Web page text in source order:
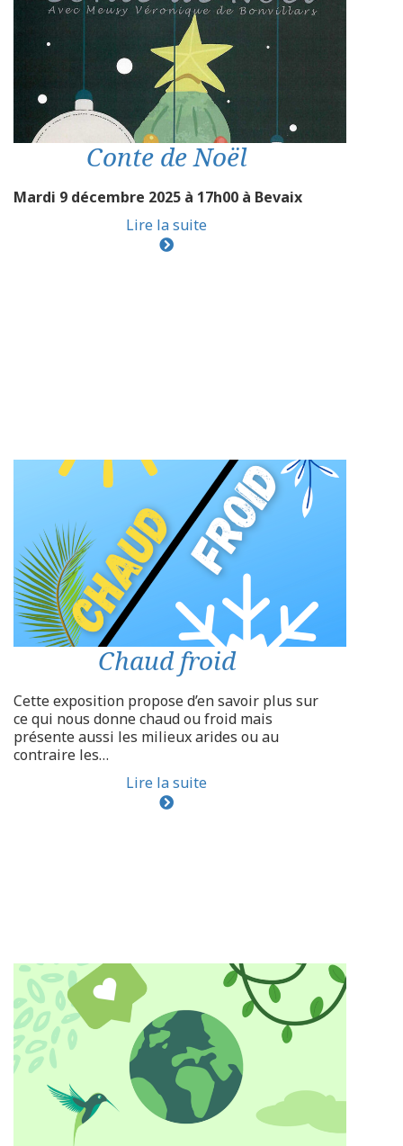
Conte de Noël
Mardi 9 décembre 2025 à 17h00 à Bevaix
Lire la suite
Chaud froid
Cette exposition propose d’en savoir plus sur
ce qui nous donne chaud ou froid mais
présente aussi les milieux arides ou au
contraire les…
Lire la suite